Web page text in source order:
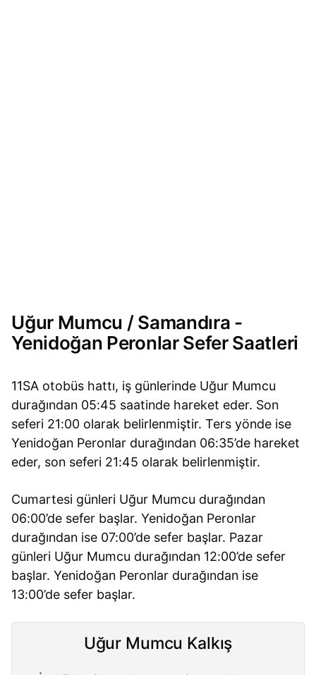
Uğur Mumcu / Samandıra -
Yenidoğan Peronlar Sefer Saatleri
11SA otobüs hattı, iş günlerinde Uğur Mumcu
durağından 05:45 saatinde hareket eder. Son
seferi 21:00 olarak belirlenmiştir. Ters yönde ise
Yenidoğan Peronlar durağından 06:35’de hareket
eder, son seferi 21:45 olarak belirlenmiştir.
Cumartesi günleri Uğur Mumcu durağından
06:00’de sefer başlar. Yenidoğan Peronlar
durağından ise 07:00’de sefer başlar. Pazar
günleri Uğur Mumcu durağından 12:00’de sefer
başlar. Yenidoğan Peronlar durağından ise
13:00’de sefer başlar.
Uğur Mumcu Kalkış